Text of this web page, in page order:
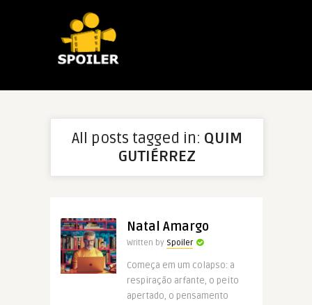
All posts tagged in: QUIM
GUTIÉRREZ
Natal Amargo
Written by Spoiler
Começa em um colapso: a
respiração arfante, o peito
apertado, o pensamento